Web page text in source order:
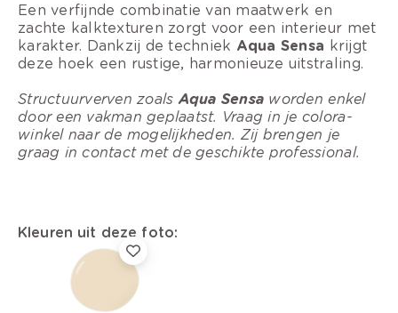
Een verfijnde combinatie van maatwerk en
zachte kalktexturen zorgt voor een interieur met
karakter. Dankzij de techniek Aqua Sensa krijgt
deze hoek een rustige, harmonieuze uitstraling.
Structuurverven zoals Aqua Sensa worden enkel
door een vakman geplaatst. Vraag in je colora-
winkel naar de mogelijkheden. Zij brengen je
graag in contact met de geschikte professional.
Kleuren uit deze foto: